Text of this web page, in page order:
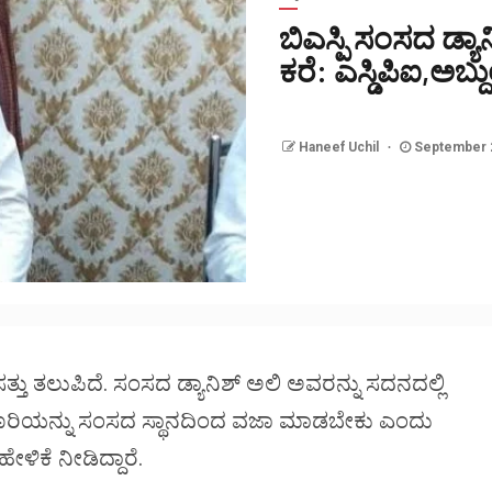
ಬಿಎಸ್ಪಿ ಸಂಸದ
ಕರೆ:
Haneef Uchil September
ತಲುಪಿದೆ. ಸಂಸದ ಡ್ಯಾನಿಶ್ ಅಲಿ ಅವರನ್ನು ಸದನದಲ್ಲಿ
ಸಂಸದ ಸ್ಥಾನದಿಂದ ವಜಾ ಮಾಡಬೇಕು ಎಂದು
ನೀಡಿದ್ದಾರೆ.